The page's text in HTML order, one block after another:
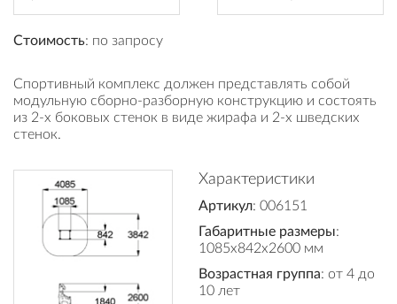
Стоимость: по запросу
Спортивный комплекс должен представлять собой
модульную сборно-разборную конструкцию и состоять
из 2-х боковых стенок в виде жирафа и 2-х шведских
стенок.
Характеристики
Артикул: 006151
Габаритные размеры:
1085x842x2600 мм
Возрастная группа: от 4 до
10 лет